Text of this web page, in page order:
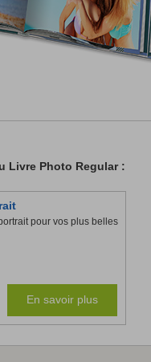
Livre Photo Regular :
pour vos plus belles
En savoir plus